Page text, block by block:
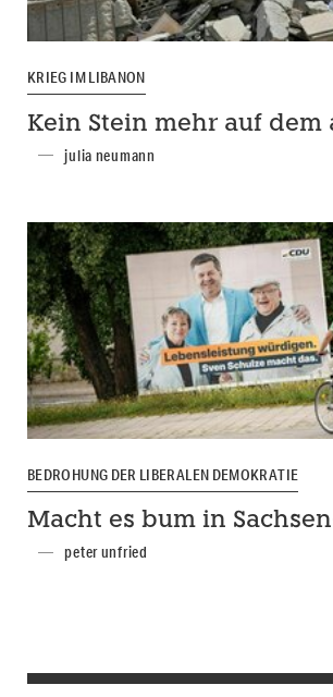
KRIEG IM LIBANON
Kein Stein mehr auf dem
julia neumann
BEDROHUNG DER LIBERALEN DEMOKRATIE
Macht es bum in
peter unfried